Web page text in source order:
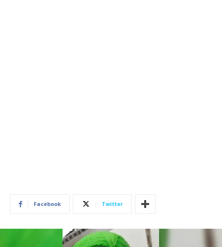
Facebook Twitter